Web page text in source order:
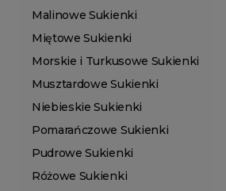
Malinowe Sukienki
Miętowe Sukienki
Morskie i Turkusowe Sukienki
Musztardowe Sukienki
Niebieskie Sukienki
Pomarańczowe Sukienki
Pudrowe Sukienki
Różowe Sukienki